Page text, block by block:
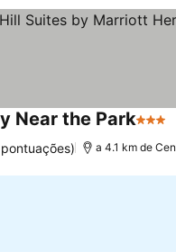
Near the Park3
a 4.1 km de